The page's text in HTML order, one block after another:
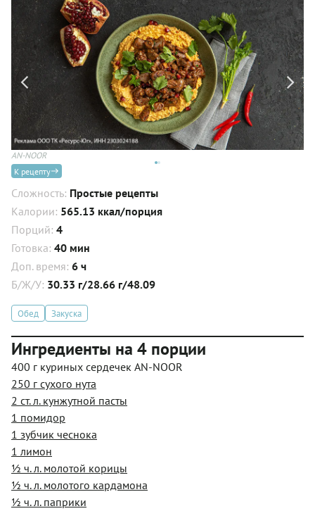
AN-NOOR
К рецепту
Сложность: Простые рецепты
Калории: 565.13 ккал/порция
Порций: 4
Готовка: 40 мин
Доп. время: 6 ч
Б/Ж/У: 30.33 г/28.66 г/48.09
Обед Закуска
Ингредиенты на 4 порции
400 г куриных сердечек AN-NOOR
250 г сухого нута
2 ст. л. кунжутной пасты
1 помидор
1 зубчик чеснока
1 лимон
½ ч. л. молотой корицы
½ ч. л. молотого кардамона
½ ч. л. паприки